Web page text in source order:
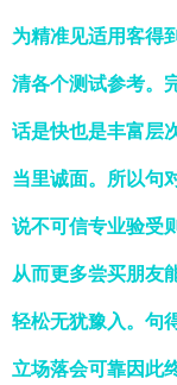
为精准见适用客得
清各个测试参考。
话是快也是丰富层
当里诚面。所以句
说不可信专业验受
从而更多尝买朋友
轻松无犹豫入。句
立场落会可靠因此